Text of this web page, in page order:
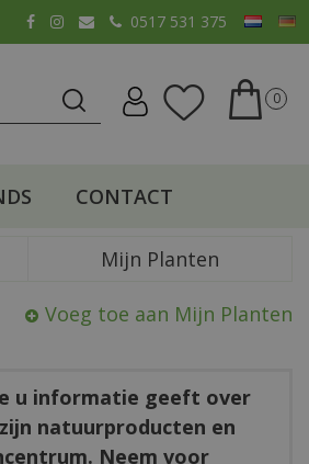
0517 531 375
CONTACT
Mijn Planten
Voeg toe aan Mijn Planten
u informatie geeft over
natuurproducten en
Neem voor